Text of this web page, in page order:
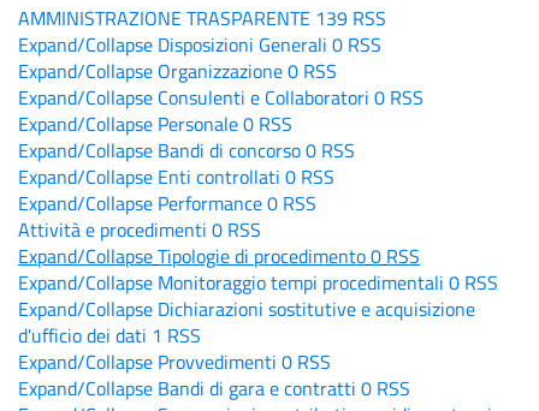
AMMINISTRAZIONE TRASPARENTE 139 RSS
Expand/Collapse Disposizioni Generali 0 RSS
Expand/Collapse Organizzazione0 RSS
Expand/Collapse Consulenti e Collaboratori 0 RSS
Expand/Collapse Personale0 RSS
Expand/Collapse Bandi di concorso0 RSS
Expand/Collapse Enti controllati 0 RSS
Expand/Collapse Performance0 RSS
Attività e procedimenti 0 RSS
Expand/CollapseTipologie di procedimento0 RSS
Expand/Collapse Monitoraggio tempi procedimentali 0 RSS
Expand/Collapse Dichiarazioni sostitutive e acquisizione
d'ufficio dei dati 1 RSS
Expand/Collapse Provvedimenti 0 RSS
Expand/Collapse Bandi di gara e contratti 0 RSS